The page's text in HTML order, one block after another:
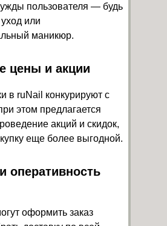
пользователя — будь
или
маникюр.
цены и акции
в ruNail конкурируют с
этом предлагается
акций и скидок,
еще более выгодной.
оперативность
оформить заказ